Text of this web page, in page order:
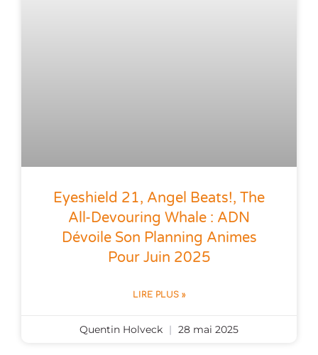
Eyeshield 21, Angel Beats!, The
All-Devouring Whale : ADN
Dévoile Son Planning Animes
Pour Juin 2025
LIRE PLUS »
Quentin Holveck 28 mai 2025